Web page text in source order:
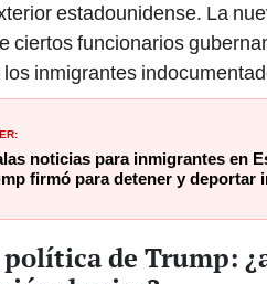
estadounidense. La
ciertos funcionarios
los inmigrantes
noticias para inmigrantes en
firmó para detener y deportar
de Trump: